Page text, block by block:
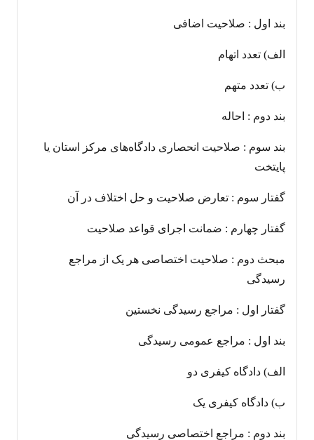
بند اول : صلاحیت اضافی
الف) تعدد اتهام
ب) تعدد متهم
بند دوم : احاله
بند سوم : صلاحیت انحصاری دادگاه‌های مرکز استان یا
پایتخت
گفتار سوم : تعارض صلاحیت و حل اختلاف در آن
گفتار چهارم : ضمانت اجرای قواعد صلاحیت
مبحث دوم : صلاحیت اختصاصی هر یک از مراجع
رسیدگی
گفتار اول : مراجع رسیدگی نخستین
بند اول : مراجع عمومی رسیدگی
الف) دادگاه کیفری دو
ب) دادگاه کیفری یک
بند دوم : مراجع اختصاصی رسیدگی